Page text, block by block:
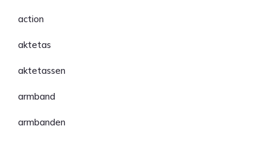
action
aktetas
aktetassen
armband
armbanden